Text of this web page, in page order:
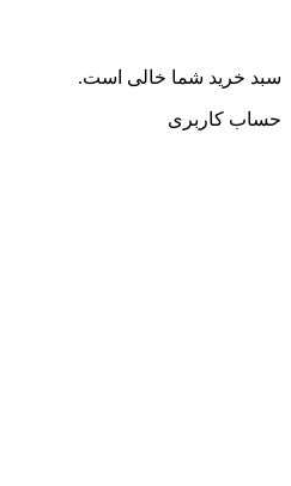
سبد خرید شما خالی است.
حساب کاربری